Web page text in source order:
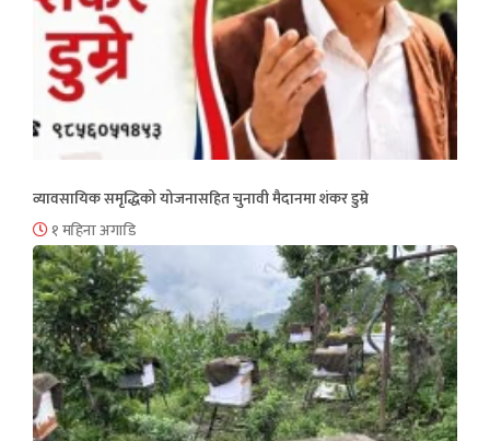
व्यावसायिक समृद्धिको योजनासहित चुनावी मैदानमा शंकर डुम्रे
१ महिना अगाडि